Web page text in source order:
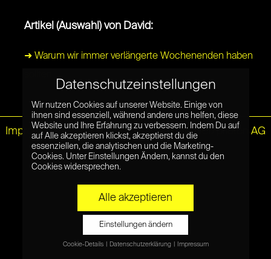
Artikel (Auswahl) von David:
➜ Warum wir immer verlängerte Wochenenden haben
Impressum|Datenschutz © Netzpiloten AG
Datenschutzeinstellungen
Wir nutzen Cookies auf unserer Website. Einige von
ihnen sind essenziell, während andere uns helfen, diese
Website und Ihre Erfahrung zu verbessern. Indem Du auf
auf Alle akzeptieren klickst, akzeptierst du die
essenziellen, die analytischen und die Marketing-
Cookies. Unter Einstellungen Ändern, kannst du den
Cookies widersprechen.
Alle akzeptieren
Einstellungen ändern
Cookie-Details Datenschutzerklärung Impressum